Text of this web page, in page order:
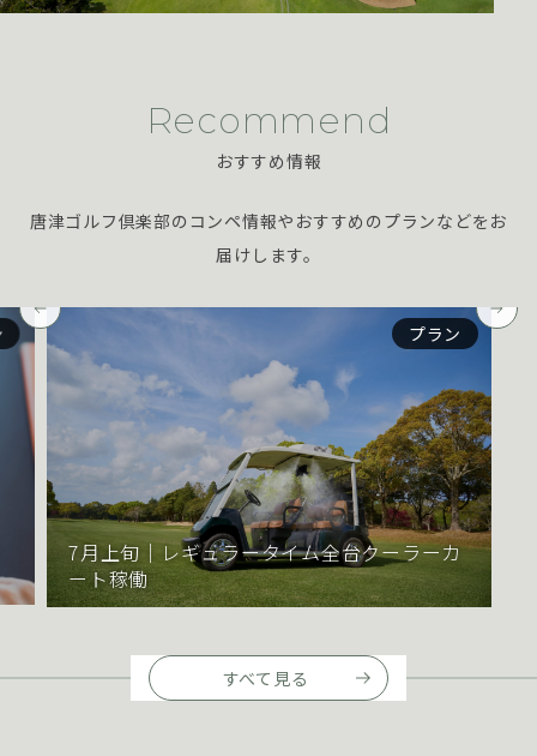
Recommend
おすすめ情報
唐津ゴルフ倶楽部のコンペ情報やおすすめのプランなどをお
届けします。
おすすめイベントのご案内
プラン
すべて見る